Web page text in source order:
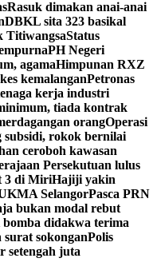
Rasuk dimakan anai-anai
DBKL sita 323 basikal
TitiwangsaStatus
PH Negeri
agamaHimpunan RXZ
kemalanganPetronas
kerja industri
tiada kontrak
orangOperasi
subsidi, rokok bernilai
ceroboh kawasan
Persekutuan lulus
3 di MiriHajiji yakin
SelangorPasca PRN
bukan modal rebut
bomba didakwa terima
sokonganPolis
setengah juta